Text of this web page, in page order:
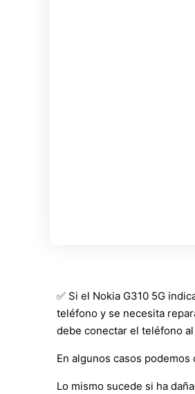
✅ Si el Nokia G310 5G
teléfono y se necesita
debe conectar el teléfono
En algunos casos
Lo mismo sucede si ha